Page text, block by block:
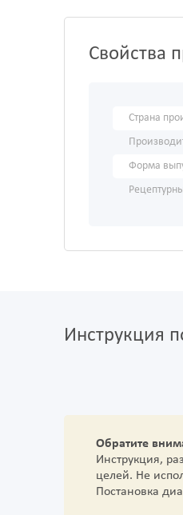
Свойства
Страна
Форма
Инструкция
Обратите
Инструкция,
целей. Не
Постановка